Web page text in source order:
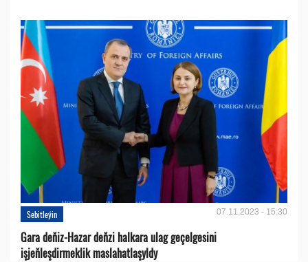
Sebitleýin 07.11.2023 - 15:30
Gara deňiz-Hazar deňzi halkara ulag geçelgesini
işjeňleşdirmeklik maslahatlaşyldy